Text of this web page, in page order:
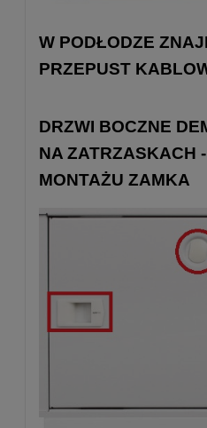
W PODŁODZE
PRZEPUST
DRZWI BOCZNE
NA ZATRZASKACH
MONTAŻU ZAMKA